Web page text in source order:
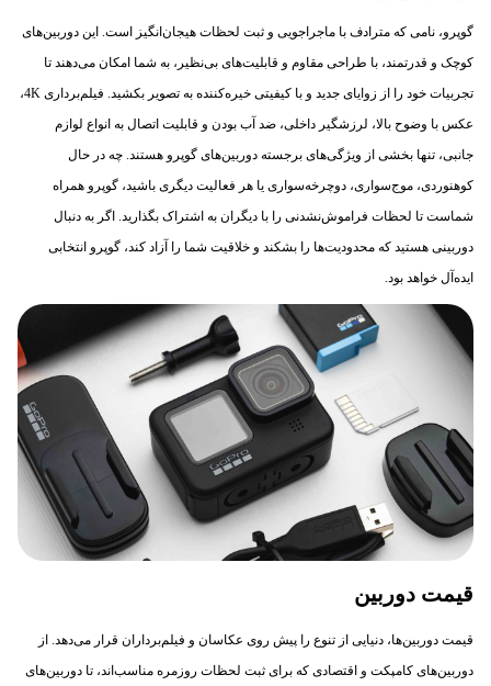
گوپرو، نامی که مترادف با ماجراجویی و ثبت لحظات هیجان‌انگیز است. این دوربین‌های
کوچک و قدرتمند، با طراحی مقاوم و قابلیت‌های بی‌نظیر، به شما امکان می‌دهند تا
تجربیات خود را از زوایای جدید و با کیفیتی خیره‌کننده به تصویر بکشید. فیلم‌برداری 4K،
عکس‌ با وضوح بالا، لرزشگیر داخلی، ضد آب بودن و قابلیت اتصال به انواع لوازم
جانبی، تنها بخشی از ویژگی‌های برجسته دوربین‌های گوپرو هستند. چه در حال
کوهنوردی، موج‌سواری، دوچرخه‌سواری یا هر فعالیت دیگری باشید، گوپرو همراه
شماست تا لحظات فراموش‌نشدنی را با دیگران به اشتراک بگذارید. اگر به دنبال
دوربینی هستید که محدودیت‌ها را بشکند و خلاقیت شما را آزاد کند، گوپرو انتخابی
ایده‌آل خواهد بود.
قیمت دوربین
قیمت دوربین‌ها، دنیایی از تنوع را پیش روی عکاسان و فیلم‌برداران قرار می‌دهد. از
دوربین‌های کامپکت و اقتصادی که برای ثبت لحظات روزمره مناسب‌اند، تا دوربین‌های